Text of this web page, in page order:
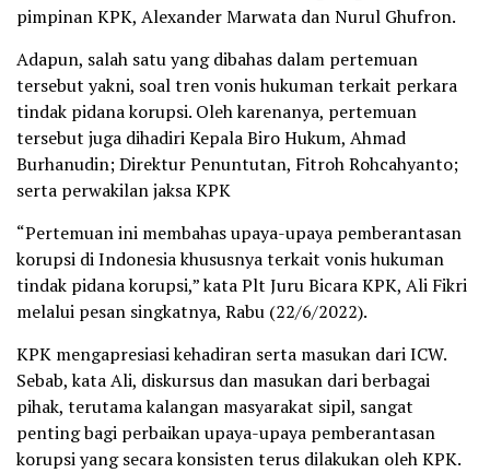
pimpinan KPK, Alexander Marwata dan Nurul Ghufron.
Adapun, salah satu yang dibahas dalam pertemuan
tersebut yakni, soal tren vonis hukuman terkait perkara
tindak pidana korupsi. Oleh karenanya, pertemuan
tersebut juga dihadiri Kepala Biro Hukum, Ahmad
Burhanudin; Direktur Penuntutan, Fitroh Rohcahyanto;
serta perwakilan jaksa KPK
“Pertemuan ini membahas upaya-upaya pemberantasan
korupsi di Indonesia khususnya terkait vonis hukuman
tindak pidana korupsi,” kata Plt Juru Bicara KPK, Ali Fikri
melalui pesan singkatnya, Rabu (22/6/2022).
KPK mengapresiasi kehadiran serta masukan dari ICW.
Sebab, kata Ali, diskursus dan masukan dari berbagai
pihak, terutama kalangan masyarakat sipil, sangat
penting bagi perbaikan upaya-upaya pemberantasan
korupsi yang secara konsisten terus dilakukan oleh KPK.